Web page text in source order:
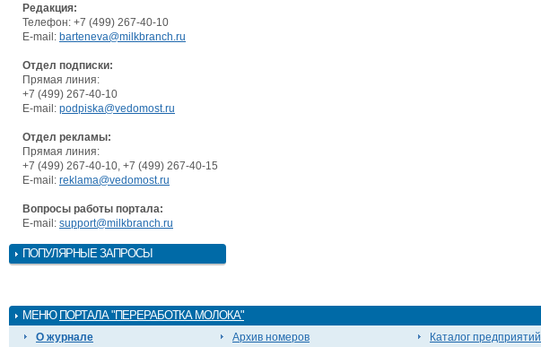
Редакция:
Телефон: +7 (499) 267-40-10
E-mail: barteneva@milkbranch.ru
Отдел подписки:
Прямая линия:
+7 (499) 267-40-10
E-mail: podpiska@vedomost.ru
Отдел рекламы:
Прямая линия:
+7 (499) 267-40-10, +7 (499) 267-40-15
E-mail: reklama@vedomost.ru
Вопросы работы портала:
E-mail: support@milkbranch.ru
ПОПУЛЯРНЫЕ ЗАПРОСЫ
МЕНЮ ПОРТАЛА "ПЕРЕРАБОТКА МОЛОКА"
О журнале Архив номеров Каталог предприятий